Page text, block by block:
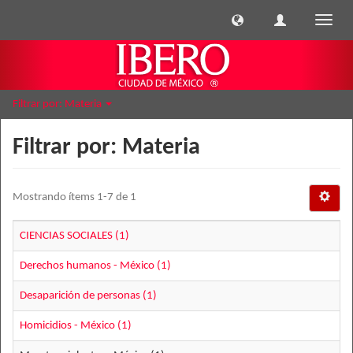
Filtrar por: Materia
Filtrar por: Materia
Mostrando ítems 1-7 de 1
CIENCIAS SOCIALES (1)
Derechos humanos - México (1)
Desaparición de personas (1)
Homicidios - México (1)